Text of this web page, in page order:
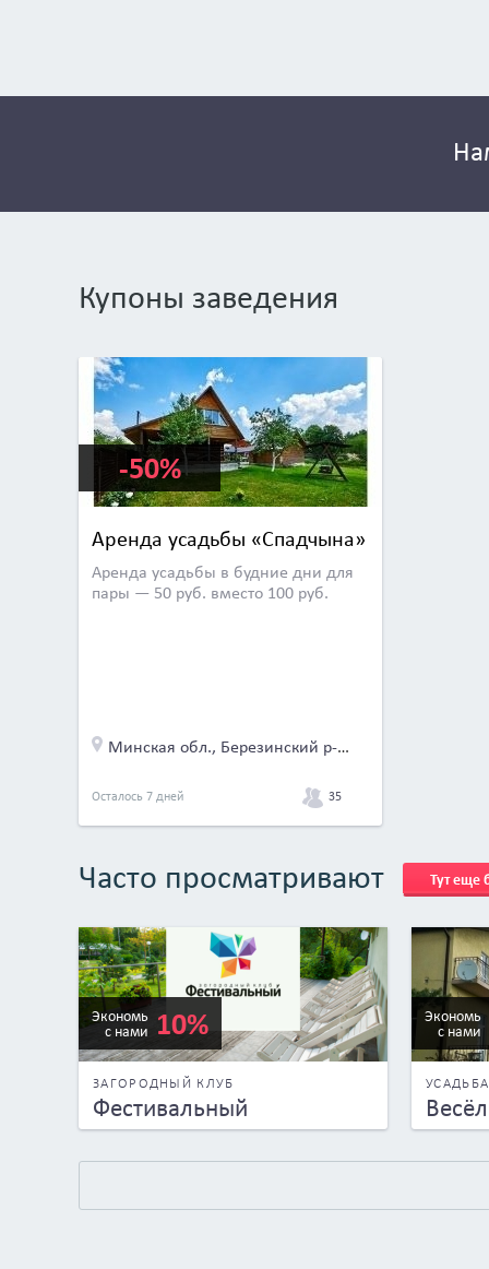
Купоны заведения
Аренда усадьбы «Спадчына»
Аренда усадьбы в будние дни для
пары — 50 руб. вместо 100 руб.
Минская обл., Березинский р-н, дер. Капланцы, ул. Школьная
Осталось 7 дней 35
-50%
Часто просматривают Тут еще
Экономь
с нами 10%
ЗАГОРОДНЫЙ КЛУБ
Фестивальный
Экономь
с нами
УСАДЬБА